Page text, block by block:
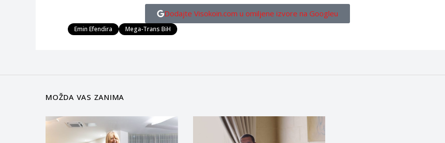
Dodajte Visokoin.com u omiljene izvore na Googleu
Emin Efendira Mega-Trans BiH
MOŽDA VAS ZANIMA